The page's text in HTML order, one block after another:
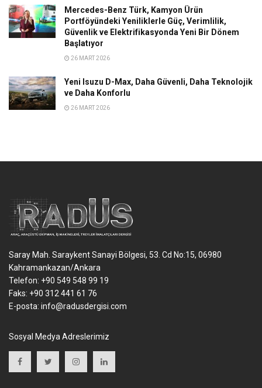
Mercedes-Benz Türk, Kamyon Ürün
Portföyündeki Yeniliklerle Güç, Verimlilik,
Güvenlik ve Elektrifikasyonda Yeni Bir Dönem
Başlatıyor
26 MART 2026
Yeni Isuzu D-Max, Daha Güvenli, Daha Teknolojik
ve Daha Konforlu
26 MART 2026
Saray Mah. Saraykent Sanayi Bölgesi, 53. Cd No:15, 06980
Kahramankazan/Ankara
Telefon: +90 549 548 99 19
Faks: +90 312 441 61 76
E-posta: info@radusdergisi.com
Sosyal Medya Adreslerimiz